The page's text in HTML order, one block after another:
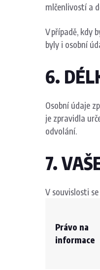
mlčenlivostí a
V případě, kdy
byly i osobní
6.
Osobní údaje
je zpravidla
odvolání.
7.
V souvislosti
Právo na
informace